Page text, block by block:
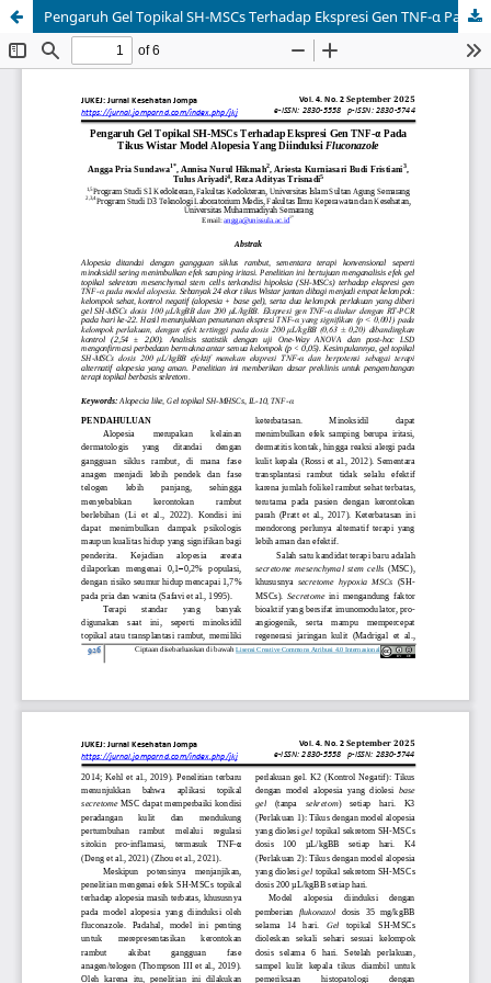
Pengaruh Gel Topikal SH-MSCs Terhadap Ekspresi Gen TNF-α Pada Tikus Wistar Model Alopesia Yang Diinduksi Fluconazole